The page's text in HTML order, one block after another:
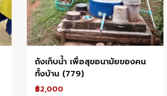
ถังเก็บน้ำ เพื่อสุขอนามัยของคน
ทั้งบ้าน (779)
฿2,000